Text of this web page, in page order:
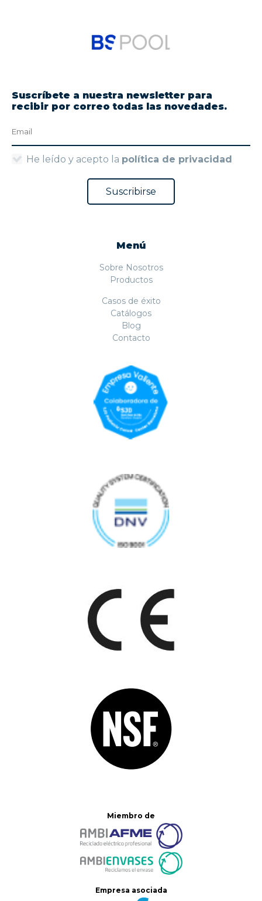
Suscríbete a nuestra newsletter para
recibir por correo todas las novedades.
He leído y acepto la política de privacidad
Menú
Sobre Nosotros
Productos
Casos de éxito
Catálogos
Blog
Contacto
Miembro de
Empresa asociada